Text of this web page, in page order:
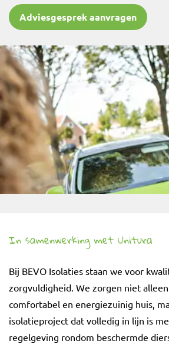
Adviesgesprek aanvragen
In samenwerking met Unitura
Bij BEVO Isolaties staan we voor
zorgvuldigheid. We zorgen niet
comfortabel en energiezuinig huis,
isolatieproject dat volledig in lijn is
regelgeving rondom beschermde